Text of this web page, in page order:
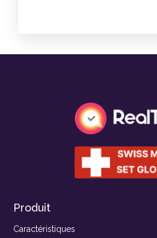
Produit
Caractéristiques